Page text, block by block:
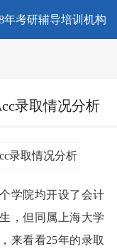
年考研辅导培训机构
录取情况分析
学院均开设了会计
，但同属上海大学
来看看25年的录取